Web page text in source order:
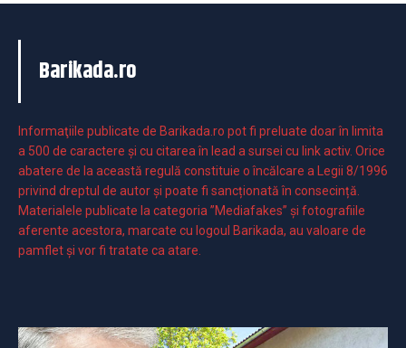
Barikada.ro
Informaţiile publicate de Barikada.ro pot fi preluate doar în limita
a 500 de caractere şi cu citarea în lead a sursei cu link activ. Orice
abatere de la această regulă constituie o încălcare a Legii 8/1996
privind dreptul de autor și poate fi sancționată în consecință.
Materialele publicate la categoria ”Mediafakes” și fotografiile
aferente acestora, marcate cu logoul Barikada, au valoare de
pamflet și vor fi tratate ca atare.